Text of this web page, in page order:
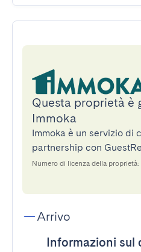
Questa proprietà è
Immoka
Immoka è un servizio di
partnership con
Numero di licenza della
Arrivo
Informazioni sul